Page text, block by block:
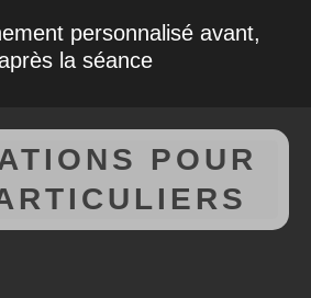
personnalisé avant,
la séance
POUR